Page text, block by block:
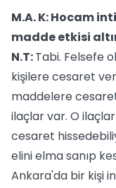
M.A. K: Hocam
madde etkisi
N.T:Tabi. Felsefe
kişilere cesaret
maddelere
ilaçlar var. O ilaçlar
cesaret
elini elma sanıp
Ankara'da bir kişi